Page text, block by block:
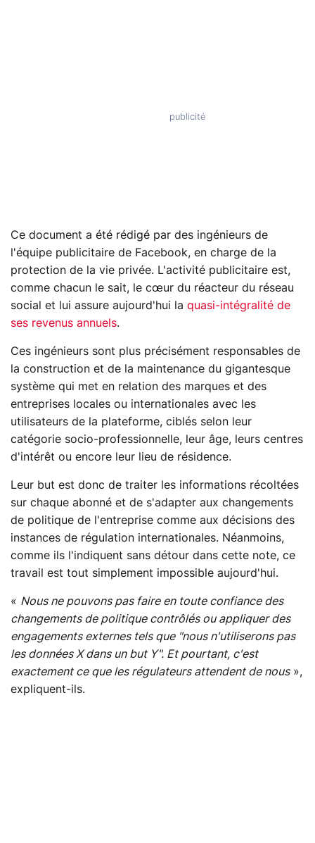
Ce document a été rédigé par des ingénieurs de
l'équipe publicitaire de Facebook, en charge de la
protection de la vie privée. L'activité publicitaire est,
comme chacun le sait, le cœur du réacteur du réseau
social et lui assure aujourd'hui la quasi-intégralité de
ses revenus annuels.
Ces ingénieurs sont plus précisément responsables de
la construction et de la maintenance du gigantesque
système qui met en relation des marques et des
entreprises locales ou internationales avec les
utilisateurs de la plateforme, ciblés selon leur
catégorie socio-professionnelle, leur âge, leurs centres
d'intérêt ou encore leur lieu de résidence.
Leur but est donc de traiter les informations récoltées
sur chaque abonné et de s'adapter aux changements
de politique de l'entreprise comme aux décisions des
instances de régulation internationales. Néanmoins,
comme ils l'indiquent sans détour dans cette note, ce
travail est tout simplement impossible aujourd'hui.
« Nous ne pouvons pas faire en toute confiance des
changements de politique contrôlés ou appliquer des
engagements externes tels que "nous n'utiliserons pas
les données X dans un but Y". Et pourtant, c'est
exactement ce que les régulateurs attendent de nous»,
expliquent-ils.